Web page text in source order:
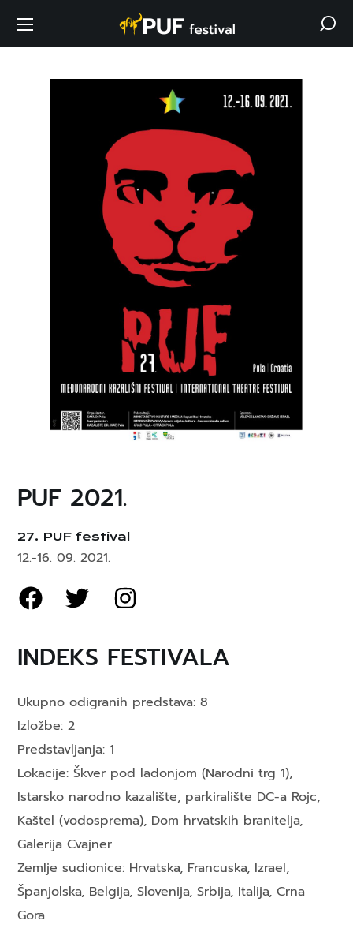
PUF 2021.
27. PUF festival
12.-16. 09. 2021.
INDEKS FESTIVALA
Ukupno odigranih predstava: 8
Izložbe: 2
Predstavljanja: 1
Lokacije: Škver pod ladonjom (Narodni trg 1),
Istarsko narodno kazalište, parkiralište DC-a Rojc,
Kaštel (vodosprema), Dom hrvatskih branitelja,
Galerija Cvajner
Zemlje sudionice: Hrvatska, Francuska, Izrael,
Španjolska, Belgija, Slovenija, Srbija, Italija, Crna
Gora